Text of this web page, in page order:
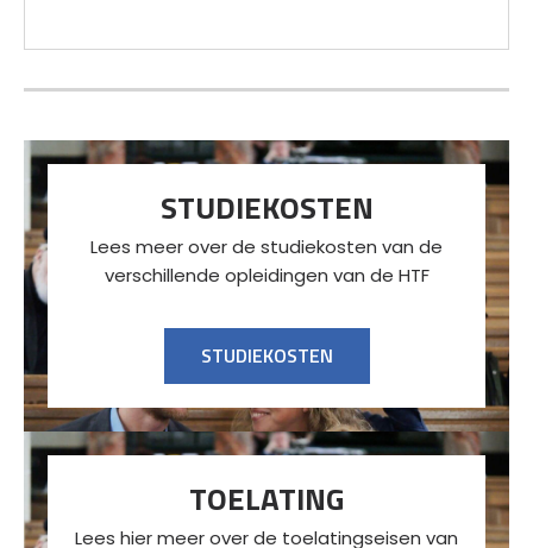
STUDIEKOSTEN
Lees meer over de studiekosten van de
verschillende opleidingen van de HTF
STUDIEKOSTEN
TOELATING
Lees hier meer over de toelatingseisen van